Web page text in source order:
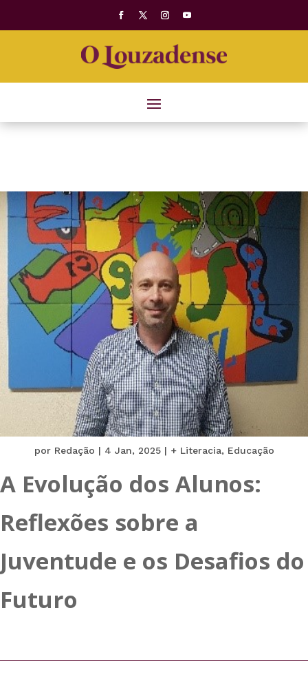
por Redação | 4 Jan, 2025| + Literacia, Educação
A Evolução dos Alunos:
Reflexões sobre a
Juventude e os Desafios do
Futuro